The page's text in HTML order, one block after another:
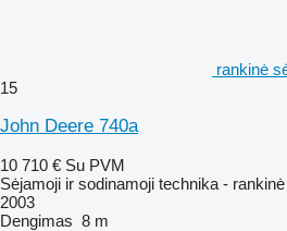
rankinė
15
John Deere 740a
10 710 € Su PVM
Sėjamoji ir sodinamoji technika -
2003
Dengimas 8 m